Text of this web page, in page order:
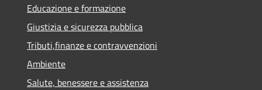
Educazione e formazione
Giustizia e sicurezza pubblica
Tributi,finanze e contravvenzioni
Ambiente
Salute, benessere e assistenza